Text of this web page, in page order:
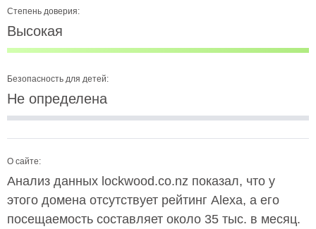
Степень доверия:
Высокая
Безопасность для детей:
Не определена
О сайте:
Анализ данных lockwood.co.nz показал, что у
этого домена отсутствует рейтинг Alexa, а его
посещаемость составляет около 35 тыс. в месяц.